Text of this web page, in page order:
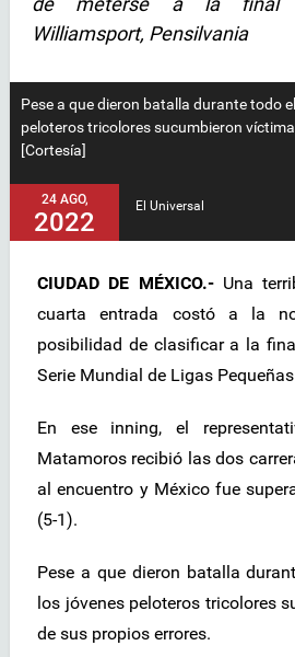
Williamsport, Pensilvania
Pese a que dieron batalla durante todo
peloteros tricolores sucumbieron
[Cortesía]
24 AGO,
2022
El Universal
CIUDAD DE MÉXICO.- Una
cuarta entrada costó a la
posibilidad de clasificar a la
Serie Mundial de Ligas
En ese inning, el
Matamoros recibió las dos
al encuentro y México fue
(5-1).
Pese a que dieron batalla
los jóvenes peloteros tricolores
de sus propios errores.